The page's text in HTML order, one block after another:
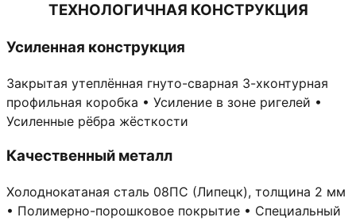
ТЕХНОЛОГИЧНАЯ КОНСТРУКЦИЯ
Усиленная конструкция
Закрытая утеплённая гнуто-сварная 3-хконтурная
профильная коробка • Усиление в зоне ригелей •
Усиленные рёбра жёсткости
Качественный металл
Холоднокатаная сталь 08ПС (Липецк), толщина 2 мм
• Полимерно-порошковое покрытие • Специальный